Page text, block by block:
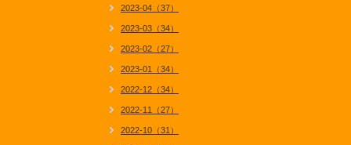
2023-04（37）
2023-03（34）
2023-02（27）
2023-01（34）
2022-12（34）
2022-11（27）
2022-10（31）